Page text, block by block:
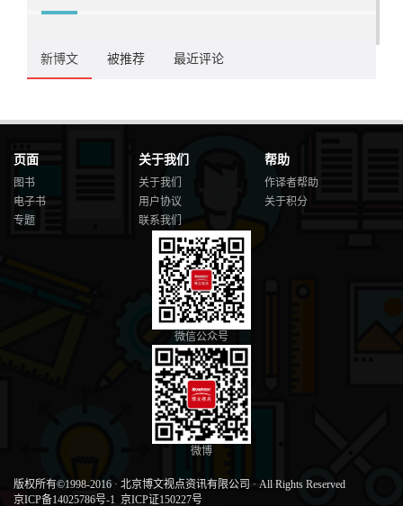
新博文 被推荐 最近评论
页面
图书
电子书
专题
关于我们
关于我们
用户协议
联系我们
帮助
作译者帮助
关于积分
微信公众号
微博
版权所有©1998-2016 · 北京博文视点资讯有限公司 · All Rights Reserved
京ICP备14025786号-1 京ICP证150227号